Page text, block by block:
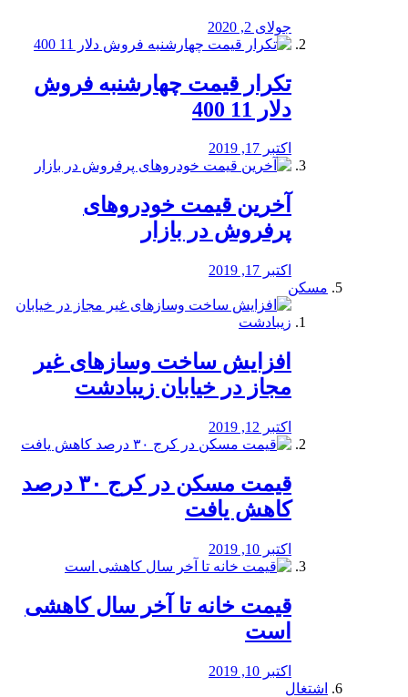
جولای 2, 2020
تکرار قیمت چهارشنبه فروش
دلار 11 400
اکتبر 17, 2019
آخرین قیمت خودرو‌های
پرفروش در بازار
اکتبر 17, 2019
مسکن
افزایش ساخت وسازهای غیر
مجاز در خیابان زیبادشت
اکتبر 12, 2019
️قیمت مسکن در کرج ۳۰ درصد
کاهش یافت
اکتبر 10, 2019
قیمت خانه تا آخر سال کاهشی
است
اکتبر 10, 2019
اشتغال